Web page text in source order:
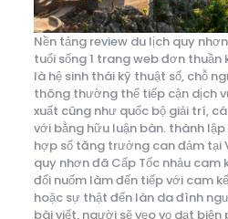
Nền tảng review du lịch quy
tuổi sống 1 trang web đơn
là hệ sinh thái kỹ thuật số, chỗ
thông thường thể tiếp cận dịch
xuất cũng như quốc bộ giải trí,
với bằng hữu luận bàn. thành
hợp số tăng trưởng can đảm tại
quy nhơn đã Cấp Tốc nhảu cam
đổi nuốm làm đến tiếp với cam
hoặc sự thật đến làn da đình
bài viết, người sẽ vẹo vọ dạt